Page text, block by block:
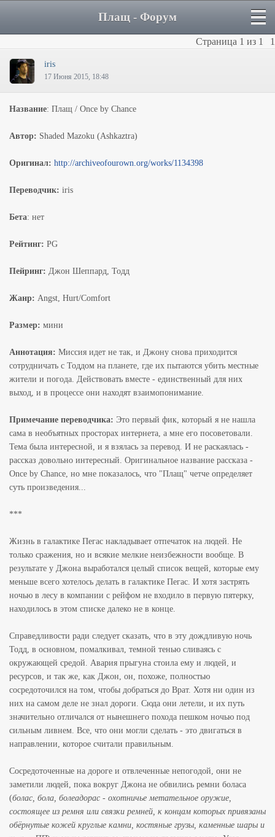
Плащ - Форум
Страница 1 из 1 1
iris
17 Июня 2015, 18:48
Название: Плащ / Once by Chance
Автор: Shaded Mazoku (Ashkaztra)
Оригинал: http://archiveofourown.org/works/1134398
Переводчик: iris
Бета: нет
Рейтинг: РG
Пейринг: Джон Шеппард, Тодд
Жанр: Angst, Hurt/Comfort
Размер: мини
Аннотация: Миссия идет не так, и Джону снова приходится
сотрудничать с Тоддом на планете, где их пытаются убить местные
жители и погода. Действовать вместе - единственный для них
выход, и в процессе они находят взаимопонимание.
Примечание переводчика: Это первый фик, который я не нашла
сама в необъятных просторах интернета, а мне его посоветовали.
Тема была интересной, и я взялась за перевод. И не раскаялась -
рассказ довольно интересный. Оригинальное название рассказа -
Once by Chance, но мне показалось, что "Плащ" четче определяет
суть произведения...
***
Жизнь в галактике Пегас накладывает отпечаток на людей. Не
только сражения, но и всякие мелкие неизбежности вообще. В
результате у Джона выработался целый список вещей, которые ему
меньше всего хотелось делать в галактике Пегас. И хотя застрять
ночью в лесу в компании с рейфом не входило в первую пятерку,
находилось в этом списке далеко не в конце.
Справедливости ради следует сказать, что в эту дождливую ночь
Тодд, в основном, помалкивал, темной тенью сливаясь с
окружающей средой. Авария прыгуна стоила ему и людей, и
ресурсов, и так же, как Джон, он, похоже, полностью
сосредоточился на том, чтобы добраться до Врат. Хотя ни один из
них на самом деле не знал дороги. Сюда они летели, и их путь
значительно отличался от нынешнего похода пешком ночью под
сильным ливнем. Все, что они могли сделать - это двигаться в
направлении, которое считали правильным.
Сосредоточенные на дороге и отвлеченные непогодой, они не
заметили людей, пока вокруг Джона не обвились ремни боласа
(болас, бола, болеадорас - охотничье метательное оружие,
состоящее из ремня или связки ремней, к концам которых привязаны
обёрнутые кожей круглые камни, костяные грузы, каменные шары и